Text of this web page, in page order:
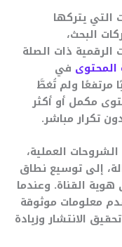
التي يتركها
البحث،
الرقمية ذات الصلة
المحتوى في
ولم تُغطَّ
مكمل أو أكثر
تكرار مباشر.
العملية،
إلى توسيع نطاق
القناة. وعندما
معلومات موثوقة
الانتشار وزيادة